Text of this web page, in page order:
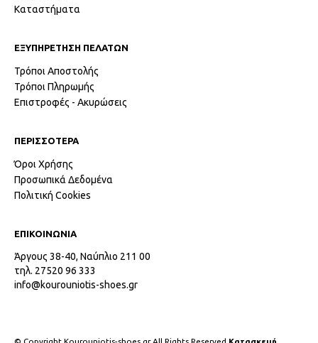
Καταστήματα
ΕΞΥΠΗΡΕΤΗΣΗ ΠΕΛΑΤΩΝ
Τρόποι Αποστολής
Τρόποι Πληρωμής
Επιστροφές - Ακυρώσεις
ΠΕΡΙΣΣΟΤΕΡΑ
Όροι Χρήσης
Προσωπικά Δεδομένα
Πολιτική Cookies
ΕΠΙΚΟΙΝΩΝΙΑ
Άργους 38-40, Ναύπλιο 211 00
τηλ. 27520 96 333
info@kourouniotis-shoes.gr
© Copyright Kourouniotis-shoes.gr All Rights Reserved Κατασκευή